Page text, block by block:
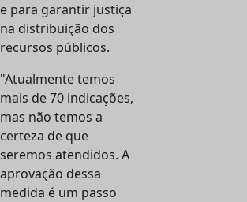
e para garantir justiça
na distribuição dos
recursos públicos.
"Atualmente temos
mais de 70 indicações,
mas não temos a
certeza de que
seremos atendidos. A
aprovação dessa
medida é um passo